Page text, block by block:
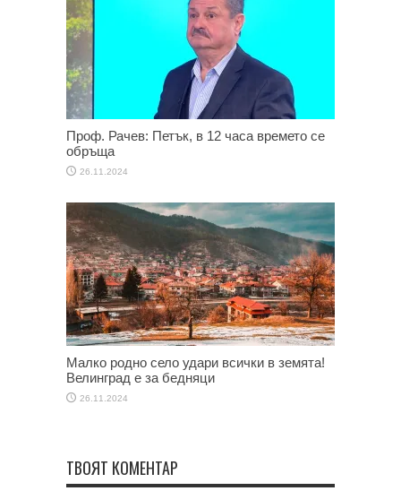
Проф. Рачев: Петък, в 12 часа времето се
обръща
26.11.2024
Малко родно село удари всички в земята!
Велинград е за бедняци
26.11.2024
ТВОЯТ КОМЕНТАР